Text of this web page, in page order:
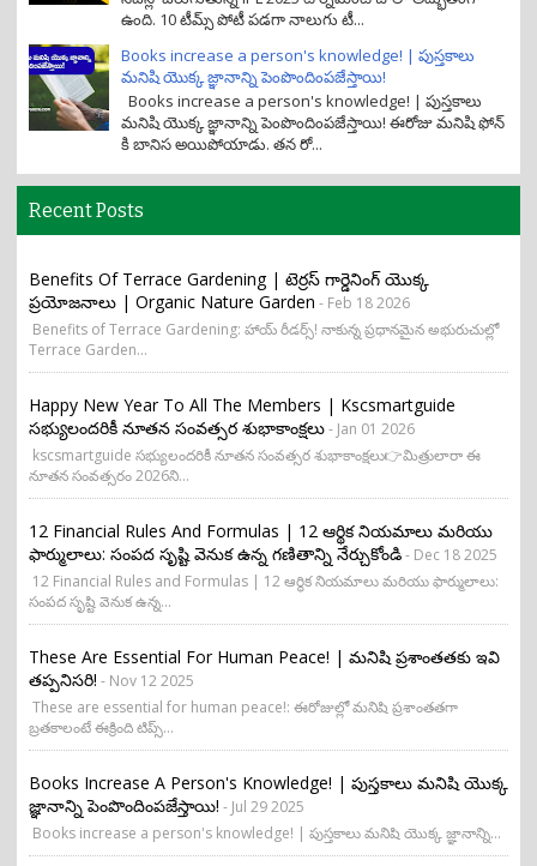
ఉంది. 10 టీమ్స్ పోటీ పడగా నాలుగు టీ...
Books increase a person's knowledge! | పుస్తకాలు
మనిషి యొక్క జ్ఞానాన్ని పెంపొందింపజేస్తాయి!
Books increase a person's knowledge! | పుస్తకాలు
మనిషి యొక్క జ్ఞానాన్ని పెంపొందింపజేస్తాయి! ఈరోజు మనిషి ఫోన్
కి బానిస అయిపోయాడు. తన రో...
Recent Posts
Benefits Of Terrace Gardening | టెర్రస్ గార్డెనింగ్ యొక్క
ప్రయోజనాలు | Organic Nature Garden - Feb 18 2026
Benefits of Terrace Gardening: హాయ్ రీడర్స్! నాకున్న ప్రధానమైన అభురుచుల్లో
Terrace Garden...
Happy New Year To All The Members | Kscsmartguide
సభ్యులందరికీ నూతన సంవత్సర శుభాకాంక్షలు- Jan 01 2026
kscsmartguide సభ్యులందరికీ నూతన సంవత్సర శుభాకాంక్షలు👉మిత్రులారా ఈ
నూతన సంవత్సరం 2026ని...
12 Financial Rules And Formulas | 12 ఆర్థిక నియమాలు మరియు
ఫార్ములాలు: సంపద సృష్టి వెనుక ఉన్న గణితాన్ని నేర్చుకోండి- Dec 18 2025
12 Financial Rules and Formulas | 12 ఆర్థిక నియమాలు మరియు ఫార్ములాలు:
సంపద సృష్టి వెనుక ఉన్న...
These Are Essential For Human Peace! | మనిషి ప్రశాంతతకు ఇవి
తప్పనిసరి! - Nov 12 2025
These are essential for human peace!: ఈరోజుల్లో మనిషి ప్రశాంతతగా
బ్రతకాలంటే ఈక్రింది టిప్స్...
Books Increase A Person's Knowledge! | పుస్తకాలు మనిషి యొక్క
జ్ఞానాన్ని పెంపొందింపజేస్తాయి! - Jul 29 2025
Books increase a person's knowledge! | పుస్తకాలు మనిషి యొక్క జ్ఞానాన్ని...